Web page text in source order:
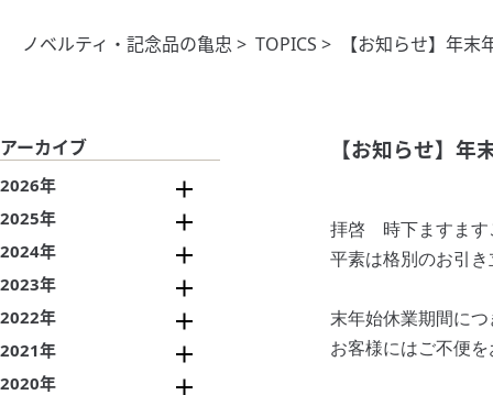
ノベルティ・記念品の亀忠 > TOPICS > 【お知らせ】年末
【お知らせ】年
拝啓 時下ますます
平素は格別のお引
末年始休業期間に
お客様にはご不便
アーカイブ
2026年
2025年
2024年
2023年
2022年
2021年
2020年